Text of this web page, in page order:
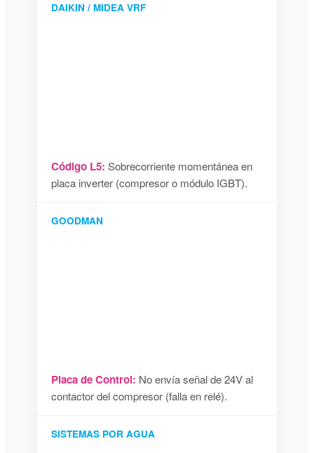
DAIKIN / MIDEA VRF
Código L5: Sobrecorriente momentánea en
placa inverter (compresor o módulo IGBT).
GOODMAN
Placa de Control: No envía señal de 24V al
contactor del compresor (falla en relé).
SISTEMAS POR AGUA